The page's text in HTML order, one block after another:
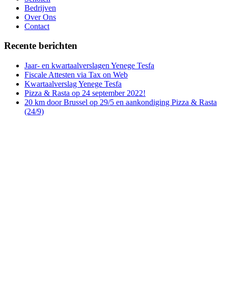
Bedrijven
Over Ons
Contact
Recente berichten
Jaar- en kwartaalverslagen Yenege Tesfa
Fiscale Attesten via Tax on Web
Kwartaalverslag Yenege Tesfa
Pizza & Rasta op 24 september 2022!
20 km door Brussel op 29/5 en aankondiging Pizza & Rasta
(24/9)